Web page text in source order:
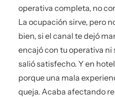
operativa completa, no
La ocupación sirve, pero
bien, si el canal te dejó
encajó con tu operativa ni
salió satisfecho. Y en
porque una mala
queja. Acaba afectando